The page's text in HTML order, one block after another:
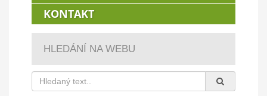
KONTAKT
HLEDÁNÍ NA WEBU